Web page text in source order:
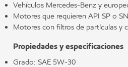
Vehículos Mercedes-Benz y
Motores que requieren API SP o SN
Motores con filtros de partículas y
Propiedades y especificaciones
Grado: SAE 5W-30